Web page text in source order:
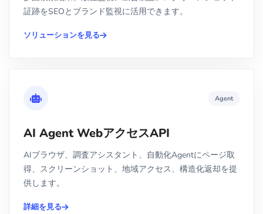
証跡をSEOとブランド監視に活用できます。
ソリューションを見る
Agent
AI Agent WebアクセスAPI
AIブラウザ、調査アシスタント、自動化Agentにページ取
得、スクリーンショット、地域アクセス、構造化返却を提
供します。
詳細を見る